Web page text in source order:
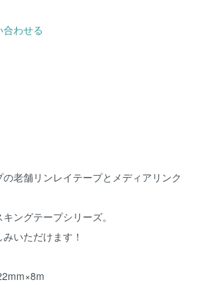
わせる
老舗リンレイテープとメディアリンク
ングテープシリーズ。
いただけます！